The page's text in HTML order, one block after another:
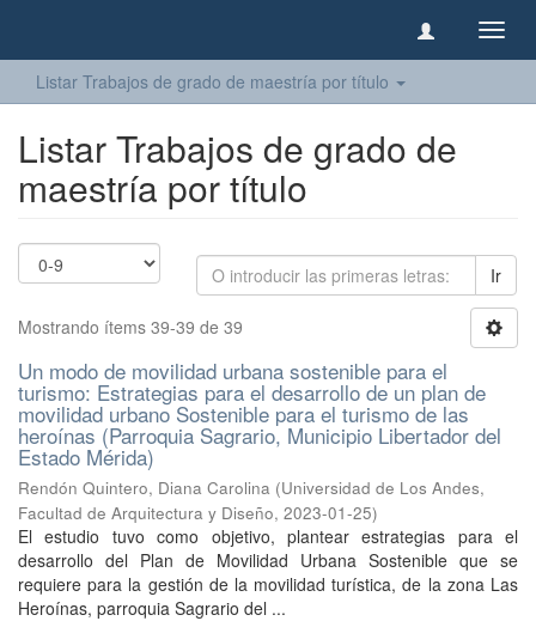
Listar Trabajos de grado de maestría por título
Listar Trabajos de grado de
maestría por título
Ir
Mostrando ítems 39-39 de 39
Un modo de movilidad urbana sostenible para el
turismo: Estrategias para el desarrollo de un plan de
movilidad urbano Sostenible para el turismo de las
heroínas (Parroquia Sagrario, Municipio Libertador del
Estado Mérida)
Rendón Quintero, Diana Carolina (Universidad de Los Andes,
Facultad de Arquitectura y Diseño, 2023-01-25)
El estudio tuvo como objetivo, plantear estrategias para el
desarrollo del Plan de Movilidad Urbana Sostenible que se
requiere para la gestión de la movilidad turística, de la zona Las
Heroínas, parroquia Sagrario del ...